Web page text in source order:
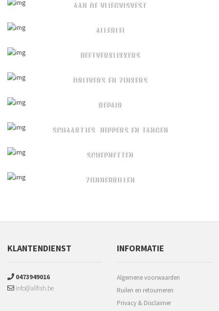
AAN DE VLIEGVISVEST
ALLERLEI
BEETVERKLIKKERS
DRIJVERS EN ZINKERS
REPAIR
SCHAARTJES, NIPPERS EN TANGEN
SCHEPNETTEN
ZONNEBRILLEN
KLANTENDIENST
0473949016
info@allfish.be
INFORMATIE
Algemene voorwaarden
Ruilen en retourneren
Privacy & Disclaimer